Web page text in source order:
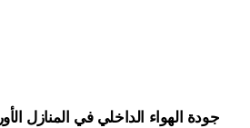
جودة الهواء الداخلي في المنازل